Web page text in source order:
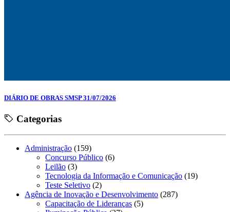
DIÁRIO DE OBRAS SMSP 31/07/2026
Categorias
Administração (159)
Concurso Público (6)
Leilão (3)
Tecnologia da Informação e Comunicação (19)
Teste Seletivo (2)
Agência de Inovação e Desenvolvimento (287)
Capacitação de Lideranças (5)